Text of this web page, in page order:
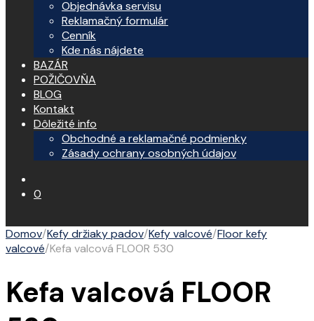
Objednávka servisu
Reklamačný formulár
Cenník
Kde nás nájdete
BAZÁR
POŽIČOVŇA
BLOG
Kontakt
Dôležité info
Obchodné a reklamačné podmienky
Zásady ochrany osobných údajov
0
Domov/Kefy držiaky padov/Kefy valcové/Floor kefy
valcové/Kefa valcová FLOOR 530
Kefa valcová FLOOR